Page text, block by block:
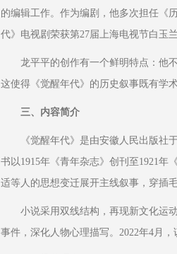
的编辑工作。作为编剧，他多次担任《
代》电视剧荣获第27届上海电视节白玉
龙平平的创作有一个鲜明特点：他
这使得《觉醒年代》的历史叙事既有学
三、内容简介
《觉醒年代》是由安徽人民出版社
书以1915年《青年杂志》创刊至1921年
适等人的思想变迁展开主线叙事，穿插
小说采用双线结构，再现新文化运
事件，深化人物心理描写。2022年4月，